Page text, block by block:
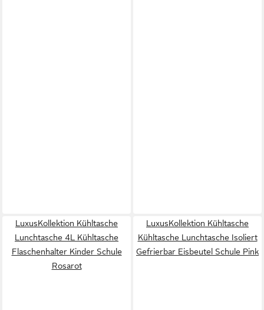
LuxusKollektion Kühltasche
Lunchtasche 4L Kühltasche
Flaschenhalter Kinder Schule
Rosarot
LuxusKollektion Kühltasche
Kühltasche Lunchtasche Isoliert
Gefrierbar Eisbeutel Schule Pink